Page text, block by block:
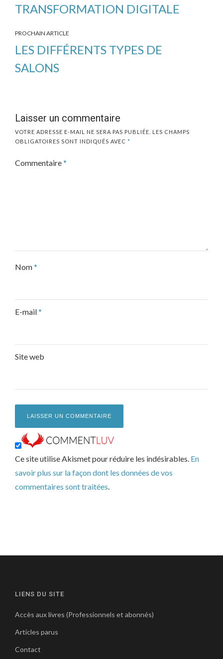
TRANSFORMATION DIGITALE
PROCHAIN ARTICLE
LES DIFFÉRENTS TYPES DE
SALONS
Laisser un commentaire
VOTRE ADRESSE E-MAIL NE SERA PAS PUBLIÉE.
LES CHAMPS
OBLIGATOIRES SONT INDIQUÉS AVEC *
Commentaire*
Nom*
E-mail*
Site web
Ce site utilise Akismet pour réduire les indésirables. En
savoir plus sur la façon dont les données de vos
commentaires sont traitées
LIENS DU SITE
Accès aux livres (Professionnels et abonnés)
Articles parus
Contact